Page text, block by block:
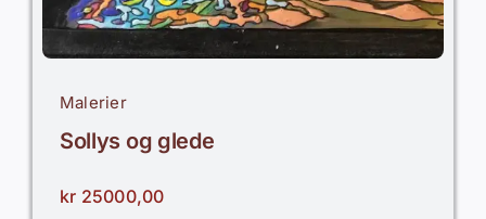
Malerier
Sollys og glede
kr 25000,00